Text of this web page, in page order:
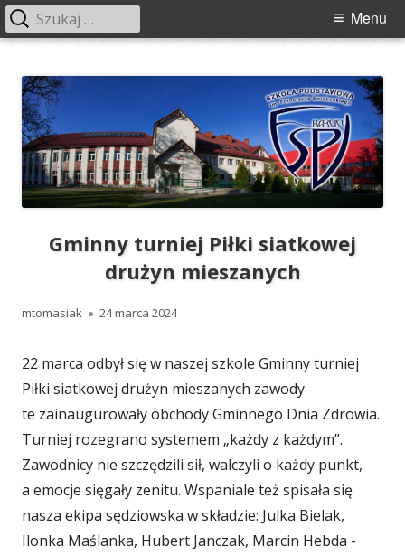
treści
Świebockiego w Barcicach
Menu
Menu
Szukaj:
Gminny turniej Piłki siatkowej
drużyn mieszanych
Autor
mtomasiak Opublikowano
24 marca 2024
22 marca odbył się w naszej szkole Gminny turniej
Piłki siatkowej drużyn mieszanych zawody
te zainaugurowały obchody Gminnego Dnia Zdrowia.
Turniej rozegrano systemem „każdy z każdym”.
Zawodnicy nie szczędzili sił, walczyli o każdy punkt,
a emocje sięgały zenitu. Wspaniale też spisała się
nasza ekipa sędziowska w składzie: Julka Bielak,
Ilonka Maślanka, Hubert Janczak, Marcin Hebda -